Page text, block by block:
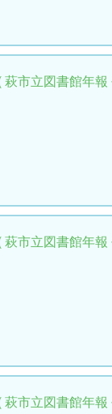
市立図書館年報
市立図書館年報
市立図書館年報